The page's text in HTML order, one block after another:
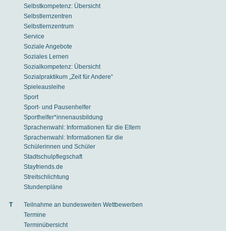
Selbstkompetenz: Übersicht
Selbstlernzentren
Selbstlernzentrum
Service
Soziale Angebote
Soziales Lernen
Sozialkompetenz: Übersicht
Sozialpraktikum „Zeit für Andere“
Spieleausleihe
Sport
Sport- und Pausenhelfer
Sporthelfer*innenausbildung
Sprachenwahl: Informationen für die Eltern
Sprachenwahl: Informationen für die
Schülerinnen und Schüler
Stadtschulpflegschaft
Stayfriends.de
Streitschlichtung
Stundenpläne
T
Teilnahme an bundesweiten Wettbewerben
Termine
Terminübersicht